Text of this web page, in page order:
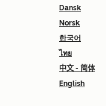
Dansk
Norsk
한국어
ไทย
中文 - 简体
English